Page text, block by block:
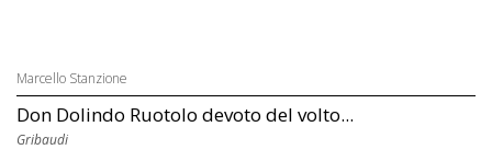
Marcello Stanzione
Don Dolindo Ruotolo devoto del volto...
Gribaudi